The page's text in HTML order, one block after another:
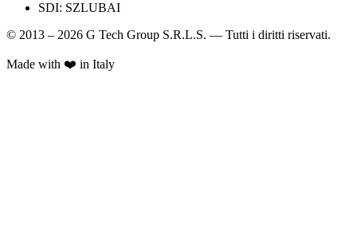
SDI: SZLUBAI
© 2013 – 2026 G Tech Group S.R.L.S. — Tutti i diritti riservati.
Made with ❤️ in Italy